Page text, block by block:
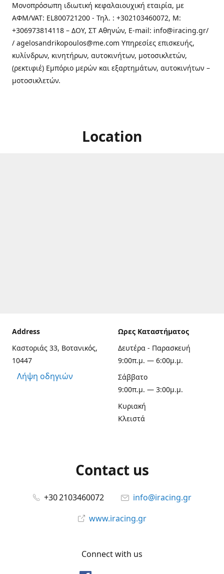
Μονοπρόσωπη ιδιωτική κεφαλαιουχική εταιρία, με
ΑΦΜ/VAT: EL800721200 - Τηλ. : +302103460072, M:
+306973814118 – ΔΟΥ, ΣΤ Αθηνών, E-mail: info@iracing.gr/
/ agelosandrikopoulos@me.com Υπηρεσίες επισκευής,
κυλίνδρων, κινητήρων, αυτοκινήτων, μοτοσικλετών,
(ρεκτιφιέ) Εμπόριο μερών και εξαρτημάτων, αυτοκινήτων –
μοτοσικλετών.
Location
Address
Καστοριάς 33, Βοτανικός,
10447
Λήψη οδηγιών
Ωρες Καταστήματος
Δευτέρα - Παρασκευή
9:00π.μ. — 6:00μ.μ.
Σάββατο
9:00π.μ. — 3:00μ.μ.
Κυριακή
Κλειστά
Contact us
+30 2103460072
info@iracing.gr
www.iracing.gr
Connect with us